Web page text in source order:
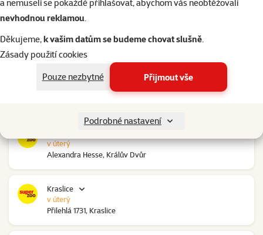
a nemuseli se pokaždé přihlašovat, abychom vás neobtěžovali
nevhodnou reklamou.
Děkujeme,k vašim datům se budeme chovat slušně.
Zásady použití cookies
Pouze nezbytné
Přijmout vše
Podrobné nastavení
Kolín Ovčáry
Ovčáry 304, Ovčáry
Kozomín
Alexandra Hesse, Králův Dvůr
v úterý
Kraslice
Přilehlá 1731, Kraslice
v úterý